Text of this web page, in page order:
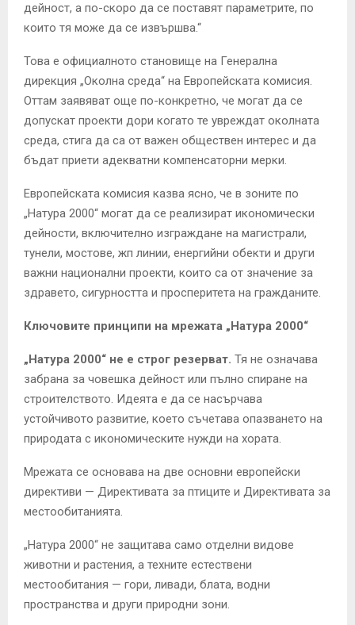
дейност, а по-скоро да се поставят параметрите, по
които тя може да се извършва.“
Това е официалното становище на Генерална
дирекция „Околна среда“ на Европейската комисия.
Оттам заявяват още по-конкретно, че могат да се
допускат проекти дори когато те увреждат околната
среда, стига да са от важен обществен интерес и да
бъдат приети адекватни компенсаторни мерки.
Европейската комисия казва ясно, че в зоните по
„Натура 2000“ могат да се реализират икономически
дейности, включително изграждане на магистрали,
тунели, мостове, жп линии, енергийни обекти и други
важни национални проекти, които са от значение за
здравето, сигурността и просперитета на гражданите.
Ключовите принципи на мрежата „Натура 2000“
„Натура 2000“ не е строг резерват. Тя не означава
забрана за човешка дейност или пълно спиране на
строителството. Идеята е да се насърчава
устойчивото развитие, което съчетава опазването на
природата с икономическите нужди на хората.
Мрежата се основава на две основни европейски
директиви — Директивата за птиците и Директивата за
местообитанията.
„Натура 2000“ не защитава само отделни видове
животни и растения, а техните естествени
местообитания — гори, ливади, блата, водни
пространства и други природни зони.